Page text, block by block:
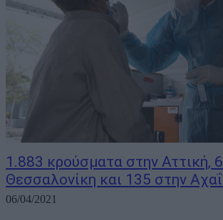
1.883 κρούσματα στην Αττική,
Θεσσαλονίκη και 135 στην
06/04/2021